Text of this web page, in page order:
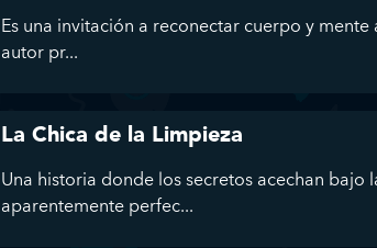
Es una invitación a reconectar cuerpo y
autor pr...
La Chica de la Limpieza
Una historia donde los secretos acechan bajo
aparentemente perfec...